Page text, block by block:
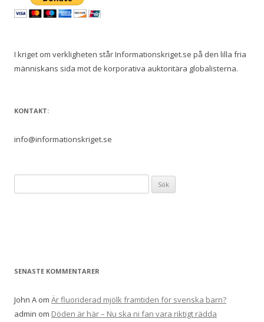
I kriget om verkligheten står Informationskriget.se på den lilla fria
människans sida mot de korporativa auktoritära globalisterna.
KONTAKT:
info@informationskriget.se
ö
e
:
SENASTE KOMMENTARER
John A om Är fluoriderad mjölk framtiden för svenska barn?
admin om Döden är här – Nu ska ni fan vara riktigt rädda